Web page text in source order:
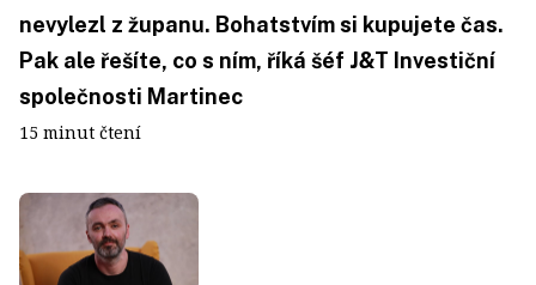
nevylezl z županu. Bohatstvím si kupujete čas.
Pak ale řešíte, co s ním, říká šéf J&T Investiční
společnosti Martinec
15 minut čtení